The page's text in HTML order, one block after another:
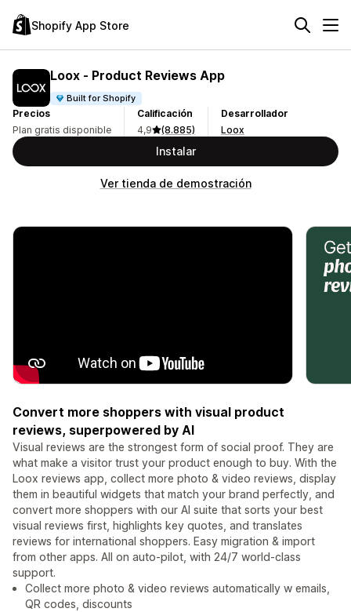
Shopify App Store
Loox ‑ Product Reviews App
Built for Shopify
Precios
Plan gratis disponible
Calificación
4,9
(8.885)
Desarrollador
Loox
Instalar
Ver tienda de demostración
Convert more shoppers with visual product
reviews, superpowered by AI
Visual reviews are the strongest form of social proof. They are
what make a visitor trust your product enough to buy. With the
Loox reviews app, collect more photo & video reviews, display
them in beautiful widgets that match your brand perfectly, and
convert more shoppers with our AI suite that sorts your best
visual reviews first, highlights key quotes, and translates
reviews for international shoppers. Easy migration & import
from other apps. All on auto-pilot, with 24/7 world-class
support.
Collect more photo & video reviews automatically w emails,
QR codes, discounts